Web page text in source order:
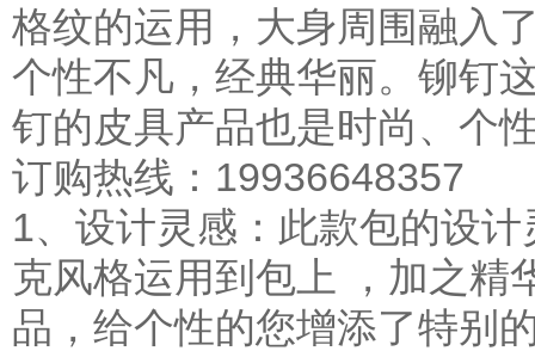
格纹的运用，大身周围融入
个性不凡，经典华丽。铆钉
钉的皮具产品也是时尚、个
订购热线： 19936648357
1、设计灵感： 此款包的设
克风格运用到包上 ，加之精
品，给个性的您增添了特别